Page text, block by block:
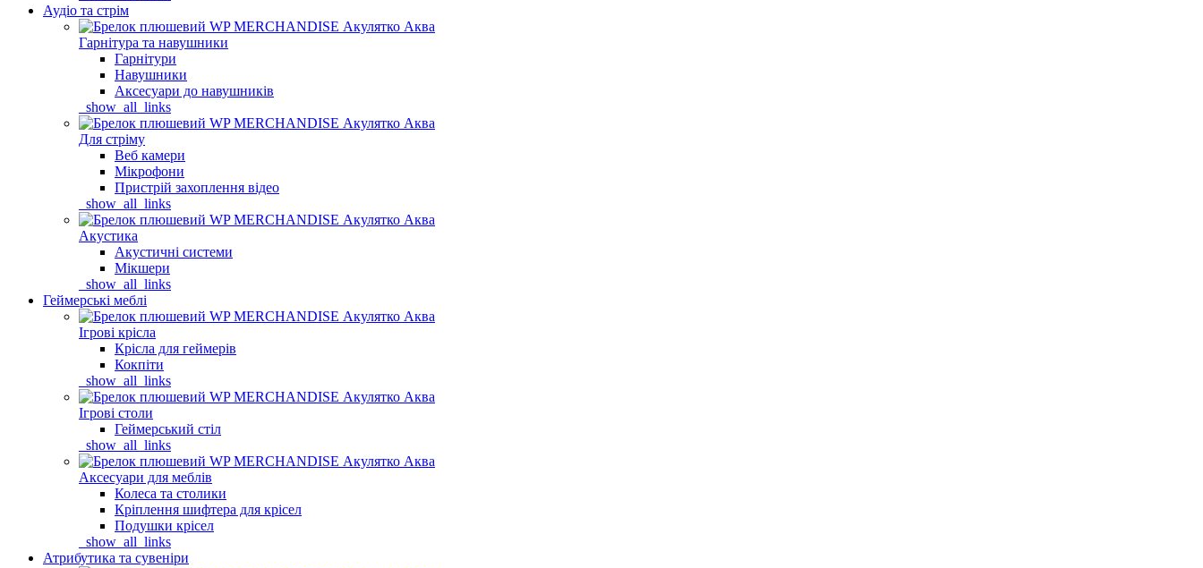
Аудіо та стрім
Гарнітура та навушники
Гарнітури
Навушники
Аксесуари до навушників
_show_all_links
Для стріму
Веб камери
Мікрофони
Пристрій захоплення відео
_show_all_links
Акустика
Акустичні системи
Мікшери
_show_all_links
Геймерські меблі
Ігрові крісла
Крісла для геймерів
Кокпіти
_show_all_links
Ігрові столи
Геймерський стіл
_show_all_links
Аксесуари для меблів
Колеса та столики
Кріплення шифтера для крісел
Подушки крісел
_show_all_links
Атрибутика та сувеніри